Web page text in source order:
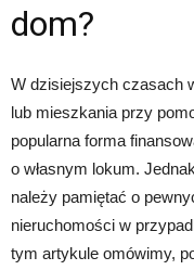
dom?
W dzisiejszych czasach
lub mieszkania przy
popularna forma
o własnym lokum.
należy pamiętać o
nieruchomości w
tym artykule omówimy,